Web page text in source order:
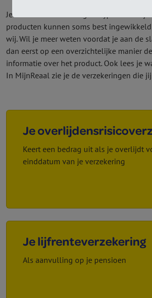
Je hebt een verzekering of hypotheek bij
producten kunnen soms best
wij. Wil je meer weten voordat je aan de
dan eerst op een overzichtelijke manier
informatie over het product. Ook lees je
In MijnReaal zie je de verzekeringen die
Je
Keert een bedrag uit als je overlijdt
einddatum van je verzekering
Je lijf­rente­verzekering
Als aanvulling op je pensioen